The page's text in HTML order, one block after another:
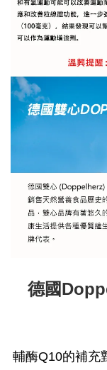
德國
輔酶Q10的補充